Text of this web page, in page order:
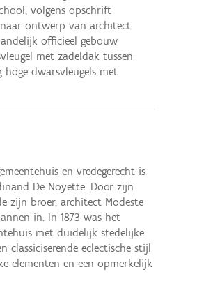
volgens opschrift
naar ontwerp van architect
officieel gebouw
met zadeldak tussen
hoge dwarsvleugels met
en vredegerecht is
De Noyette. Door zijn
zijn broer, architect Modeste
in. In 1873 was het
met duidelijk stedelijke
classiciserende eclectische stijl
elementen en een opmerkelijk